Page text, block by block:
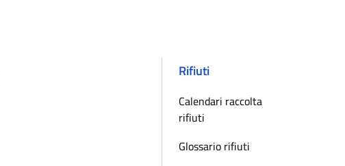
Rifiuti
Calendari raccolta
rifiuti
Glossario rifiuti